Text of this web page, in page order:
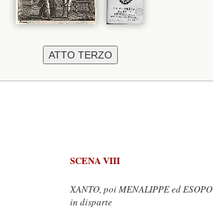
SCENA VIII
XANTO, poi MENALIPPE ed ESOPO
in disparte